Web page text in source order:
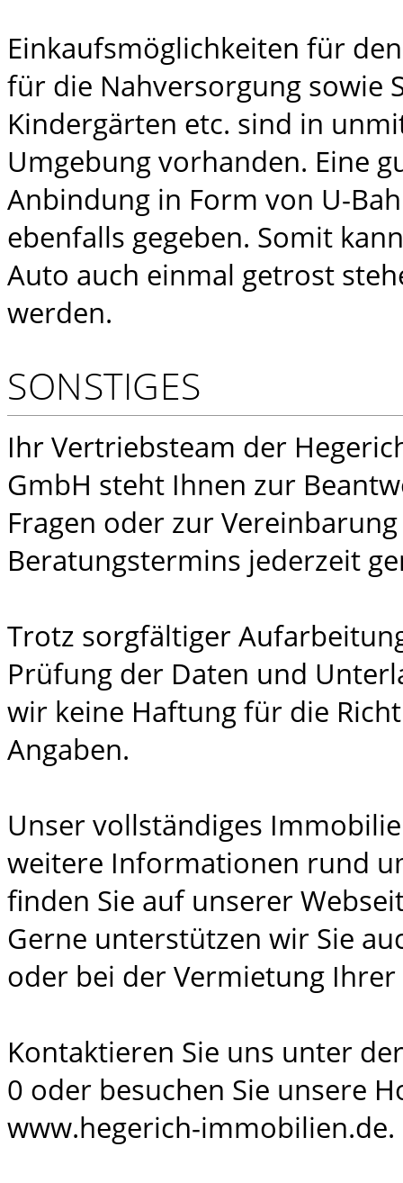
Einkaufsmöglichkeiten für
für die Nahversorgung sowie
Kindergärten etc. sind in
Umgebung vorhanden. Eine
Anbindung in Form von U-
ebenfalls gegeben. Somit
Auto auch einmal getrost
werden.
SONSTIGES
Ihr Vertriebsteam der
GmbH steht Ihnen zur
Fragen oder zur
Beratungstermins jederzeit
Trotz sorgfältiger
Prüfung der Daten und
wir keine Haftung für die
Angaben.
Unser vollständiges
weitere Informationen rund
finden Sie auf unserer
Gerne unterstützen wir Sie
oder bei der Vermietung
Kontaktieren Sie uns unter
0 oder besuchen Sie unsere
www.hegerich-immobilien.de.